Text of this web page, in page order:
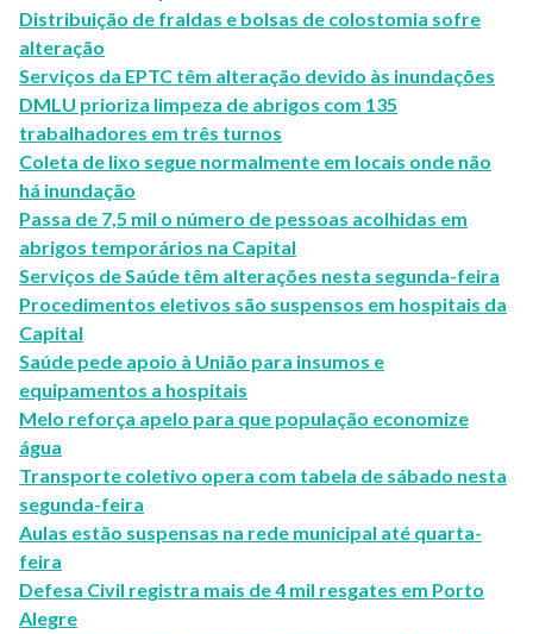
Distribuição de fraldas e bolsas de colostomia sofre
alteração
Serviços da EPTC têm alteração devido às inundações
DMLU prioriza limpeza de abrigos com 135
trabalhadores em três turnos
Coleta de lixo segue normalmente em locais onde não
há inundação
Passa de 7,5 mil o número de pessoas acolhidas em
abrigos temporários na Capital
Serviços de Saúde têm alterações nesta segunda-feira
Procedimentos eletivos são suspensos em hospitais da
Capital
Saúde pede apoio à União para insumos e
equipamentos a hospitais
Melo reforça apelo para que população economize
água
Transporte coletivo opera com tabela de sábado nesta
segunda-feira
Aulas estão suspensas na rede municipal até quarta-
feira
Defesa Civil registra mais de 4 mil resgates em Porto
Alegre